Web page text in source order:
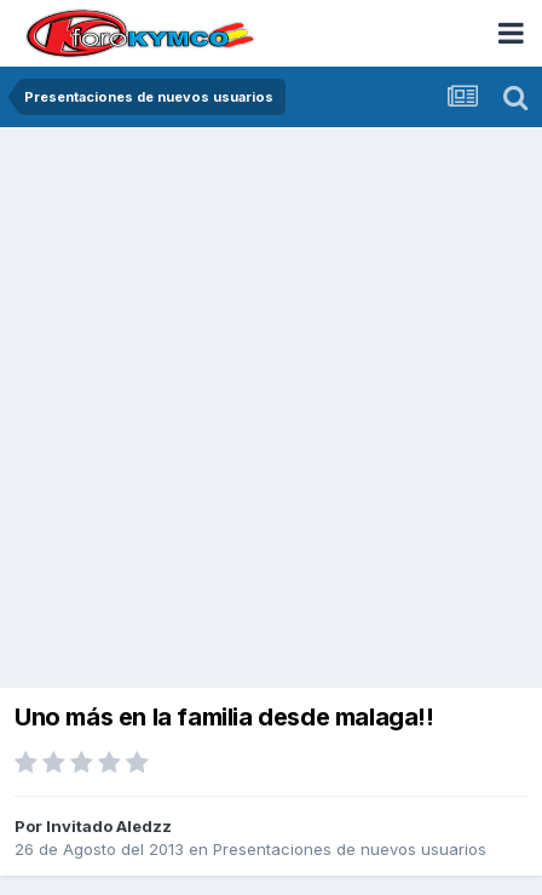
Presentaciones de nuevos usuarios
Uno más en la familia desde malaga!!
Por Invitado Aledzz
26 de Agosto del 2013 en Presentaciones de nuevos usuarios